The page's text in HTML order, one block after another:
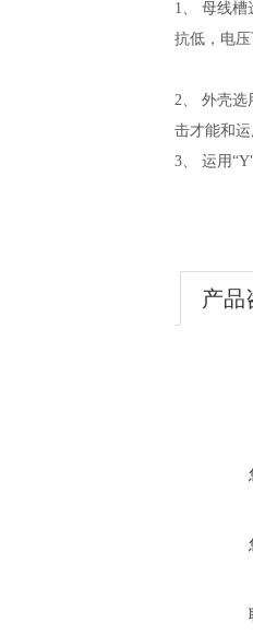
1、 母线
抗低，电
2、 外壳选
击才能和
3、 运用
产品